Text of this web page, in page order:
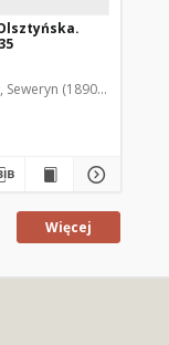
Seweryn (1890-1940). Red.
Więcej